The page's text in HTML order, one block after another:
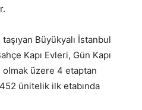
Büyükyalı İstanbul
Kapı Evleri, Gün Kapı
olmak üzere 4 etaptan
ünitelik ilk etabında